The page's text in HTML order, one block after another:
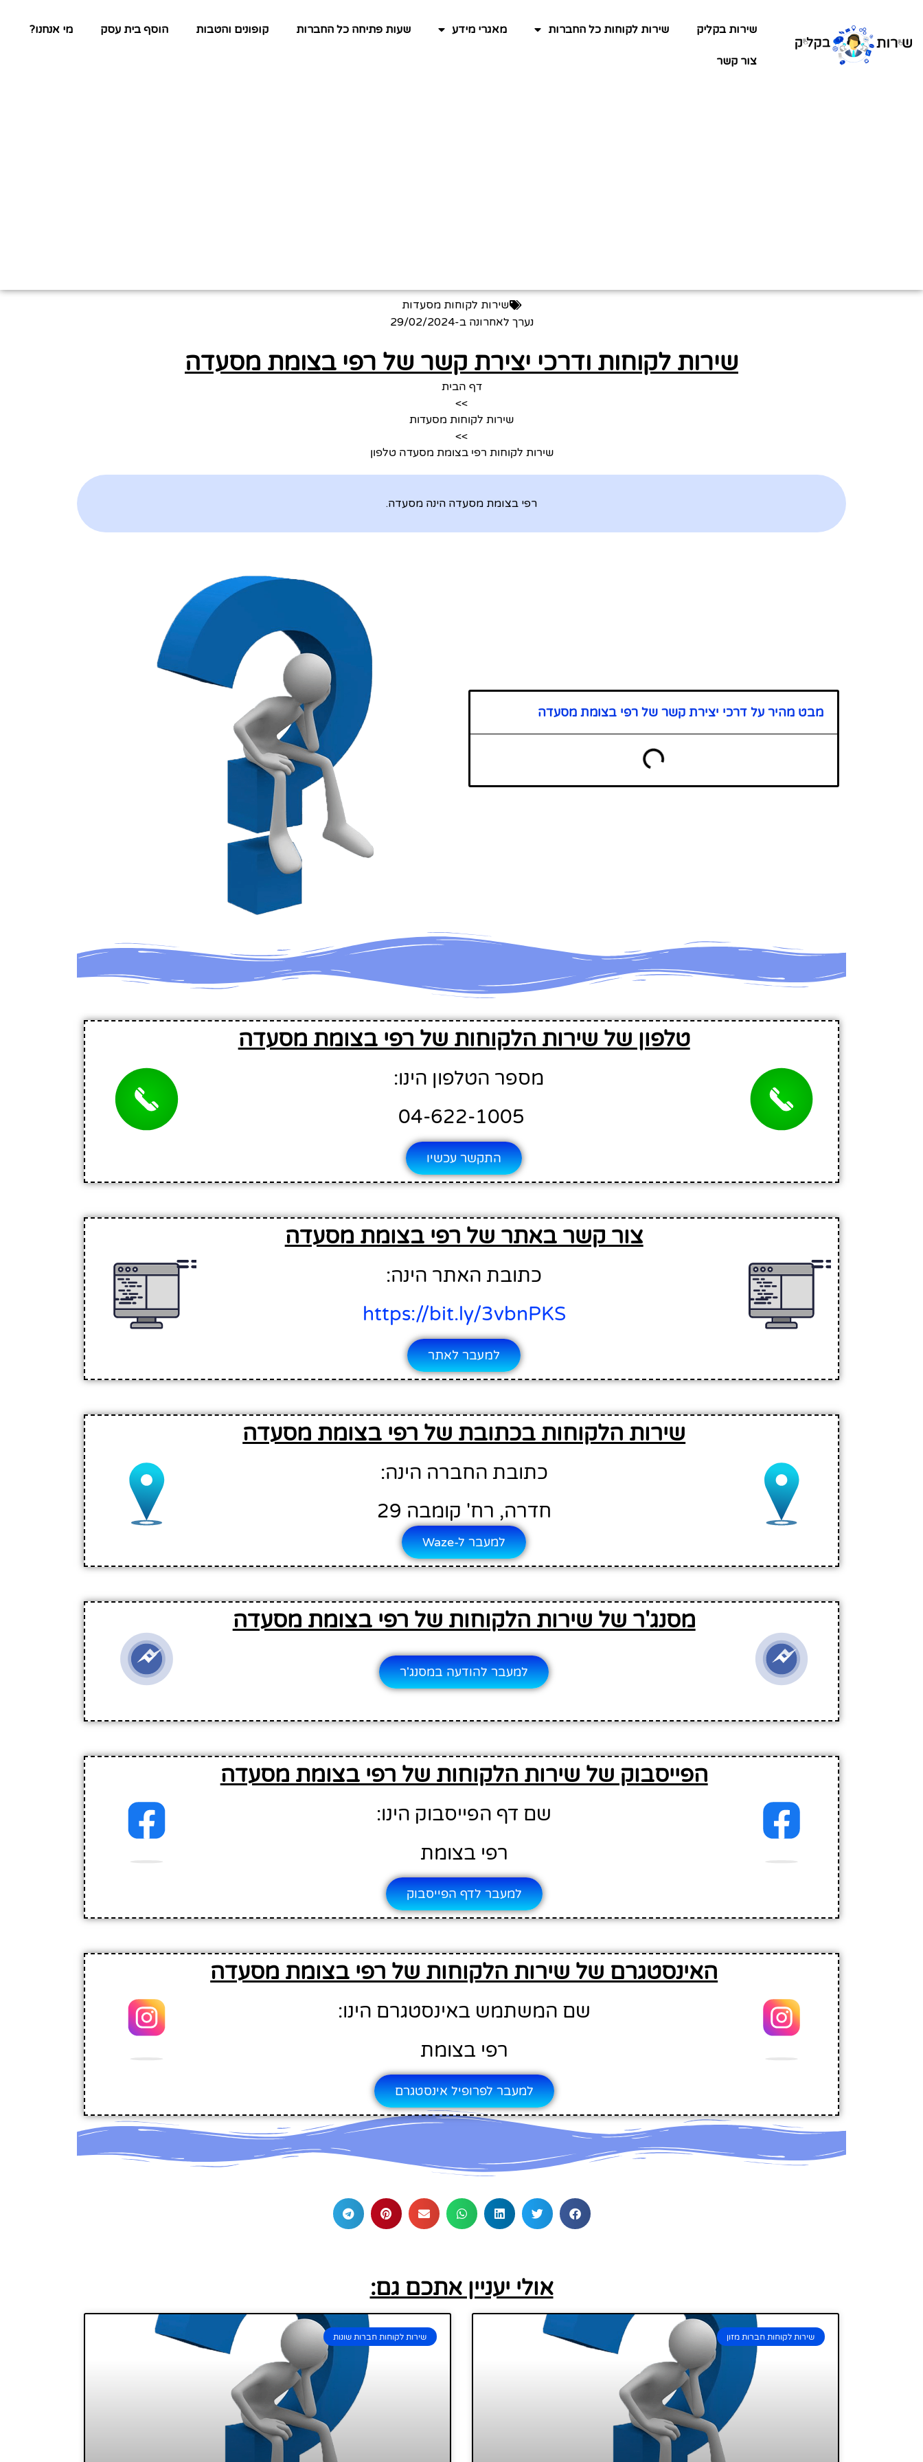
שירות בקליק שירות לקוחות כל החברות מאגרי מידע שעות פתיחה כל החברות קופונים והטבות הוסף בית עסק מי אנחנו?
צור קשר
שירות לקוחות מסעדות
נערך לאחרונה ב-29/02/2024
שירות לקוחות ודרכי יצירת קשר של רפי בצומת מסעדה
דף הבית
>>
שירות לקוחות מסעדות
>>
שירות לקוחות רפי בצומת מסעדה טלפון
רפי בצומת מסעדה הינה מסעדה.
מבט מהיר על דרכי יצירת קשר של רפי בצומת מסעדה
טלפון של שירות הלקוחות של רפי בצומת מסעדה
מספר הטלפון הינו:
04-622-1005
התקשר עכשיו
צור קשר באתר של רפי בצומת מסעדה
כתובת האתר הינה:
https://bit.ly/3vbnPKS
למעבר לאתר
שירות הלקוחות בכתובת של רפי בצומת מסעדה
כתובת החברה הינה:
חדרה, רח' קומבה 29
למעבר ל-Waze
מסנג'ר של שירות הלקוחות של רפי בצומת מסעדה
למעבר להודעה במסנג'ר
הפייסבוק של שירות הלקוחות של רפי בצומת מסעדה
שם דף הפייסבוק הינו:
רפי בצומת
למעבר לדף הפייסבוק
האינסטגרם של שירות הלקוחות של רפי בצומת מסעדה
שם המשתמש באינסטגרם הינו:
רפי בצומת
למעבר לפרופיל אינסטגרם
אולי יעניין אתכם גם:
שירות לקוחות חברות מזון שירות לקוחות חברות שונות